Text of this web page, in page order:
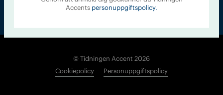
© Tidningen Accent 2026
Cookiepolicy
Personuppgiftspolicy
Accents personuppgiftspolicy.